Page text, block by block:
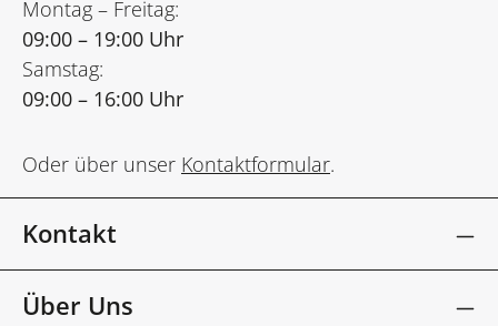
Montag – Freitag:
09:00 – 19:00 Uhr
Samstag:
09:00 – 16:00 Uhr
Oder über unser Kontaktformular.
Kontakt
Über Uns